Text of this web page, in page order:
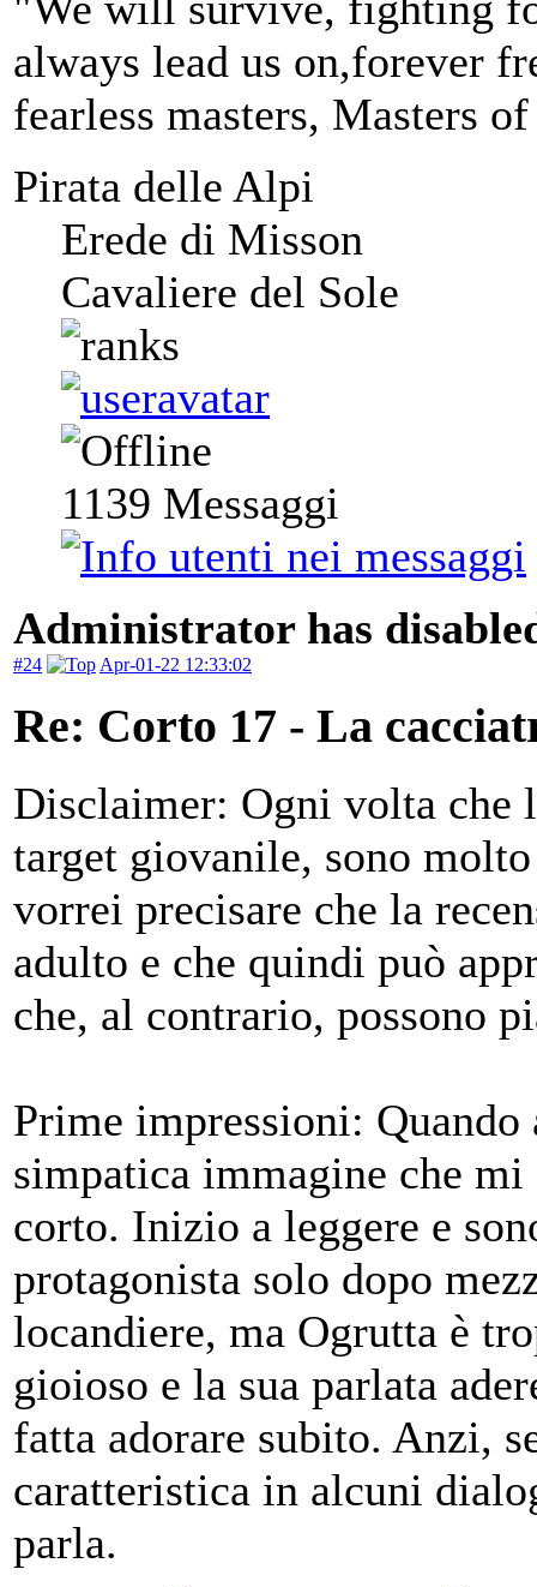
always lead us on,forever
fearless masters, Masters
Pirata delle Alpi
Erede di Misson
Cavaliere del Sole
1139 Messaggi
Administrator has
#24 Apr-01-22 12:33:02
Re: Corto 17 - La
Disclaimer: Ogni volta che
target giovanile, sono
vorrei precisare che la
adulto e che quindi può
che, al contrario, possono
Prime impressioni:
simpatica immagine che
corto. Inizio a leggere e
protagonista solo dopo
locandiere, ma Ogrutta è
gioioso e la sua parlata
fatta adorare subito. Anzi,
caratteristica in alcuni
parla.